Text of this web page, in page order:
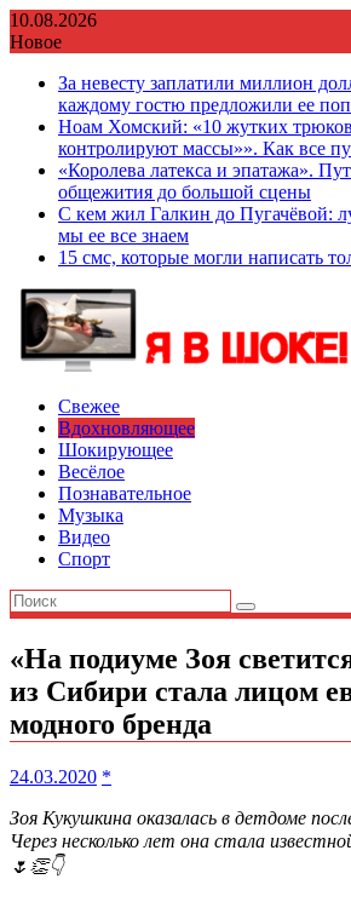
Перейти
к
10.08.2026
Новое
За невесту заплатили миллион
каждому гостю предложили ее
Ноам Хомский: «10 жутких
контролируют массы»». Как все
«Королева латекса и эпатажа».
общежития до большой сцены
С кем жил Галкин до Пугачёвой:
мы ее все знаем
15 смс, которые могли написать
Свежее
Вдохновляющее
Шокирующее
Весёлое
Познавательное
Музыка
Видео
Спорт
«На подиуме Зоя
из Сибири стала лицом
модного бренда
24.03.2020 *
Зоя Кукушкина оказалась в детдоме
Через несколько лет она стала
🌷👏👇